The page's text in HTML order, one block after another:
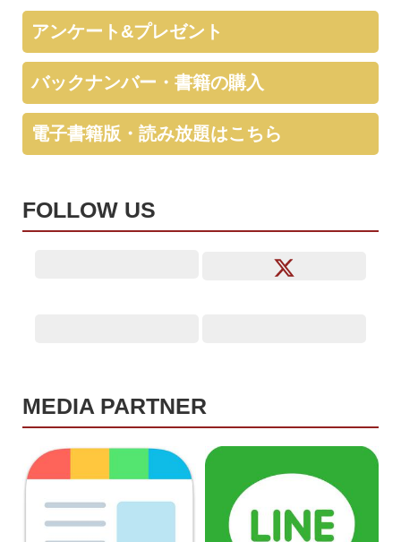
アンケート&プレゼント
バックナンバー・書籍の購入
電子書籍版・読み放題はこちら
FOLLOW US
MEDIA PARTNER